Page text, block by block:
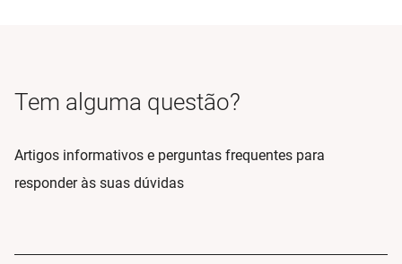
Tem alguma questão?
Artigos informativos e perguntas frequentes para
responder às suas dúvidas